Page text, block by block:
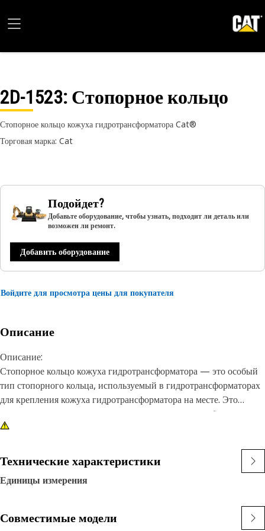
2D-1523: Стопорное кольцо
Стопорное кольцо кожуха гидротрансформатора Cat®
Торговая марка: Cat
Подойдет?
Добавьте оборудование, чтобы узнать, подходит ли деталь или
возможен ли ремонт.
Добавить оборудование
Войдите для просмотра цены для покупателя
Описание
Описание:
Стопорное кольцо кожуха гидротрансформатора — это особый
тип стопорного кольца, используемый в гидротрансформаторах
для крепления кожуха гидротрансформатора на месте. Это
внешнее кольцо, которое входит в канавку или углубление на
внешней поверхности кожуха гидротрансформатора,
кожуха во время работы.
Характеристики:
• Конструкция позволяет выдерживать максимальную силу и
Технические характеристики
Единицы измерения
Совместимые модели